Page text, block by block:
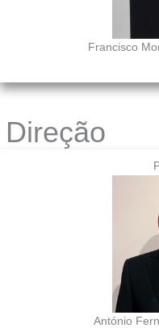
Francisco
Direção
António